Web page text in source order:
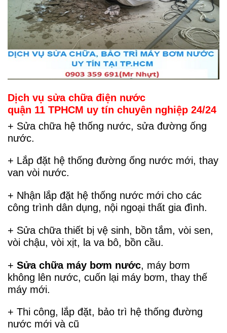
Dịch vụ sửa chữa điện nước
quận 11 TPHCM uy tín chuyên nghiệp 24/24
+ Sửa chữa hệ thống nước, sửa đường ống
nước.
+ Lắp đặt hệ thống đường ống nước mới, thay
van vòi nước.
+ Nhận lắp đặt hệ thống nước mới cho các
công trình dân dụng, nội ngoại thất gia đình.
+ Sửa chữa thiết bị vệ sinh, bồn tắm, vòi sen,
vòi chậu, vòi xịt, la va bô, bồn cầu.
+ Sửa chữa máy bơm nước, máy bơm
không lên nước, cuốn lại máy bơm, thay thế
máy mới.
+ Thi công, lắp đặt, bảo trì hệ thống đường
nước mới và cũ